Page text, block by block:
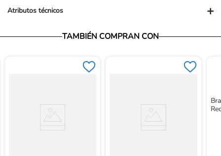
Atributos técnicos +
Dimensiones producto en Cm: 16CmLx37CmAnx29CmAL
Dimensiones empaque en Cm: 18CmLx39CmAnx31CmAL
Garantía: Para conocer nuestra políticas de garantía, ingresa al
siguiente link: https://www.ortopedicosfuturo.com/cambios-y-
https://www.ortopedicosfuturo.com/terminos-y-condiciones
Devoluciones: Para conocer nuestra políticas de devoluciones,
https://www.ortopedicosfuturo.com/reversion-de-pago
TAMBIÉN COMPRAN CON